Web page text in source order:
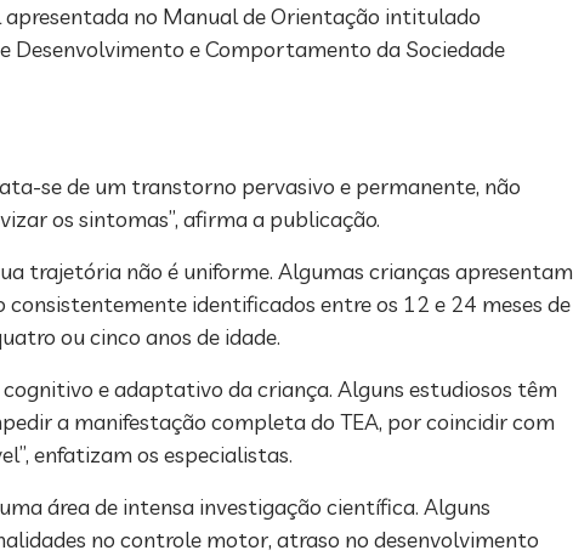
no Manual de Orientação intitulado
Desenvolvimento e Comportamento da Sociedade
se de um transtorno pervasivo e permanente, não
os sintomas”, afirma a publicação.
trajetória não é uniforme. Algumas crianças apresentam
identificados entre os 12 e 24 meses de
ou cinco anos de idade.
e adaptativo da criança. Alguns estudiosos têm
a manifestação completa do TEA, por coincidir com
enfatizam os especialistas.
área de intensa investigação científica. Alguns
no controle motor, atraso no desenvolvimento